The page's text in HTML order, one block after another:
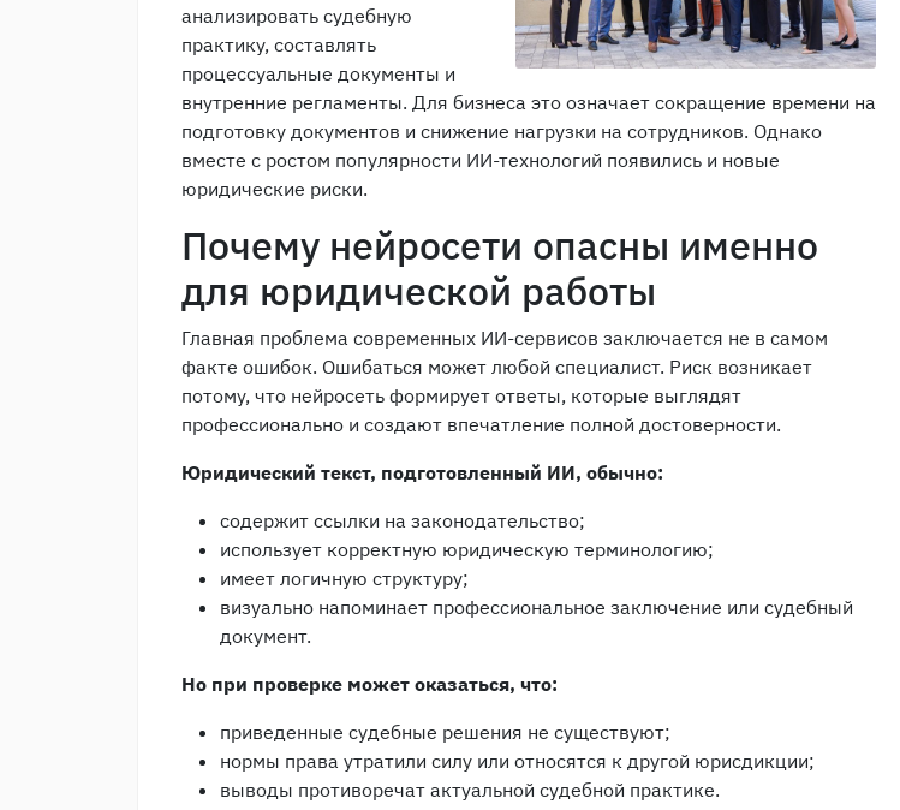
анализировать судебную
практику, составлять
процессуальные документы и
внутренние регламенты. Для бизнеса это означает сокращение времени на
подготовку документов и снижение нагрузки на сотрудников. Однако
вместе с ростом популярности ИИ-технологий появились и новые
юридические риски.
Почему нейросети опасны именно
для юридической работы
Главная проблема современных ИИ-сервисов заключается не в самом
факте ошибок. Ошибаться может любой специалист. Риск возникает
потому, что нейросеть формирует ответы, которые выглядят
профессионально и создают впечатление полной достоверности.
Юридический текст, подготовленный ИИ, обычно:
содержит ссылки на законодательство;
использует корректную юридическую терминологию;
имеет логичную структуру;
визуально напоминает профессиональное заключение или судебный
документ.
Но при проверке может оказаться, что:
приведенные судебные решения не существуют;
нормы права утратили силу или относятся к другой юрисдикции;
выводы противоречат актуальной судебной практике.